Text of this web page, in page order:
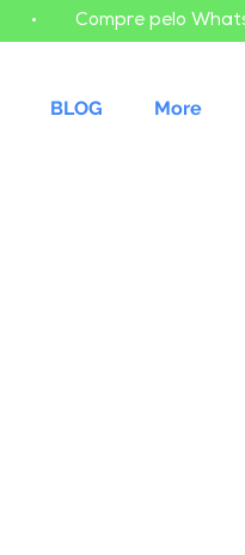
BLOG More